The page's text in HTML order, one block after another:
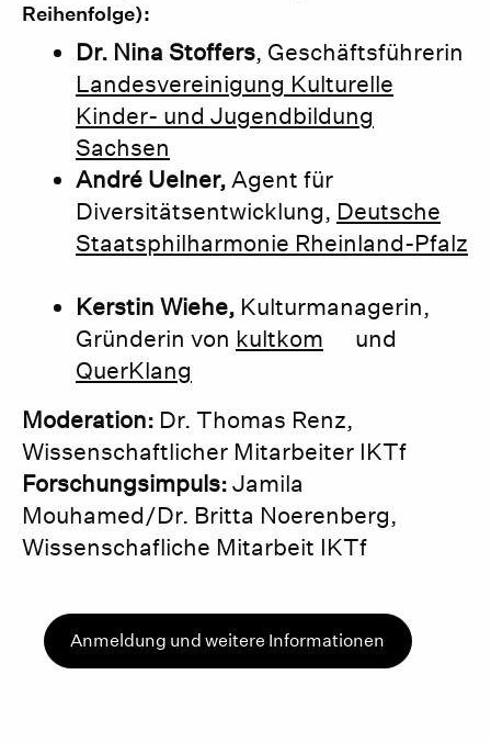
Reihenfolge):
Dr. Nina Stoffers, Geschäftsführerin
Landesvereinigung Kulturelle
Kinder- und Jugendbildung
Sachsen
André Uelner, Agent für
Diversitätsentwicklung, Deutsche
Staatsphilharmonie Rheinland-Pfalz
Kerstin Wiehe, Kulturmanagerin,
Gründerin von kultkom
und
QuerKlang
Moderation: Dr. Thomas Renz,
Wissenschaftlicher Mitarbeiter IKTf
Forschungsimpuls: Jamila
Mouhamed/Dr. Britta Noerenberg,
Wissenschafliche Mitarbeit IKTf
Anmeldung und weitere Informationen